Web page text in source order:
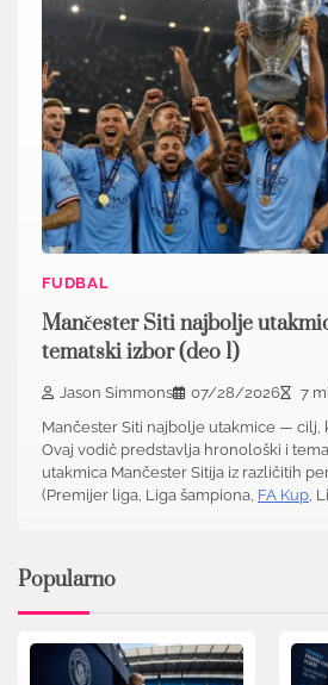
FUDBAL
Mančester Siti najbolje
tematski izbor (deo 1)
Jason Simmons 07/28/2026
7
Mančester Siti najbolje utakmice — cilj,
Ovaj vodič predstavlja hronološki i
utakmica Mančester Sitija iz različitih
(Premijer liga, Liga šampiona, FA Kup,
Popularno